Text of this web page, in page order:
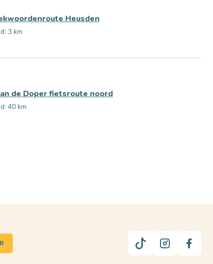
Heusden
3 km
de Doper fietsroute noord
40 km